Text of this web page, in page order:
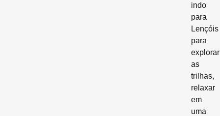
indo
para
Lençóis
para
explorar
as
trilhas,
relaxar
em
uma